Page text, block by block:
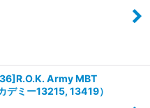
Army MBT
デミー13215, 13419）